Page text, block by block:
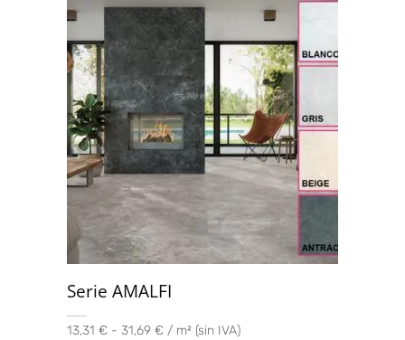
Serie AMALFI
13,31 € - 31,69 € / m² (sin IVA)